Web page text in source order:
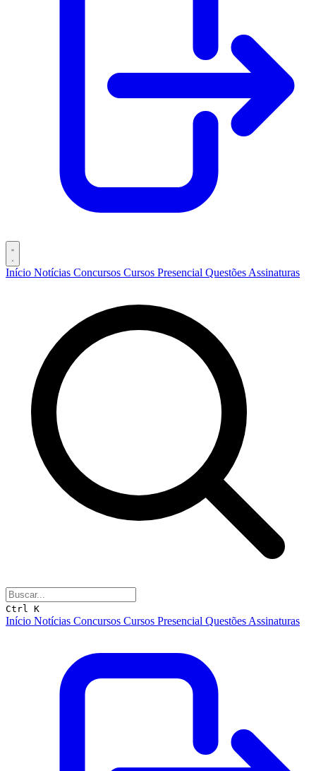
Início Notícias Concursos Cursos Presencial Questões Assinaturas
Ctrl K
Início Notícias Concursos Cursos Presencial Questões Assinaturas